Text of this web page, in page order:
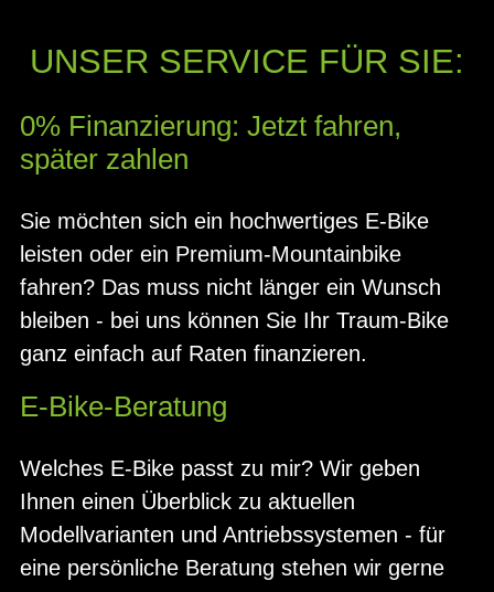
UNSER SERVICE FÜR SIE:
0% Finanzierung: Jetzt fahren,
später zahlen
Sie möchten sich ein hochwertiges E-Bike
leisten oder ein Premium-Mountainbike
fahren? Das muss nicht länger ein Wunsch
bleiben - bei uns können Sie Ihr Traum-Bike
ganz einfach auf Raten finanzieren.
E-Bike-Beratung
Welches E-Bike passt zu mir? Wir geben
Ihnen einen Überblick zu aktuellen
Modellvarianten und Antriebssystemen - für
eine persönliche Beratung stehen wir gerne